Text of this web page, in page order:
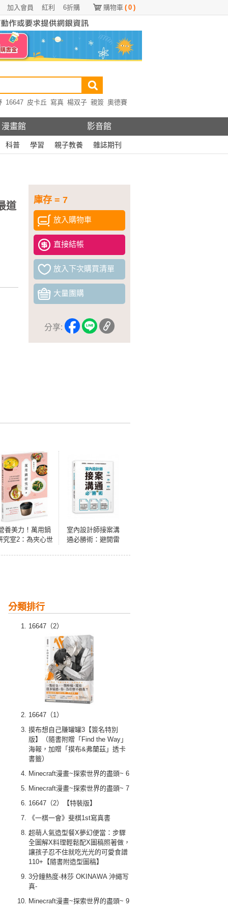
購物車 ( 0 )
6折購
紅利
加入會員
16647 皮卡丘 寫真 楊双子 親簽 奧德賽
漫畫館 影音館
科普 學習 親子教養 雜誌期刊
庫存 = 7
放入購物車
直接結帳
放入下次購買清單
大量團購
分享:
道
養美力！萬用鍋
究室2：為夾心世
室內設計師接案溝
通必勝術：避開雷
分類排行
16647（2）
16647（1）
摸布想自己賺罐罐3【簽名特別
版】（隨書附贈「Find the Way」
海報，加贈「摸布&弗蘭茲」透卡
書籤）
Minecraft漫畫~探索世界的盡頭~ 6
Minecraft漫畫~探索世界的盡頭~ 7
16647（2）【特裝版】
《一棋一會》斐棋1st寫真書
超萌人氣造型餐X夢幻便當：步驟
全圖解X料理輕鬆配X圖稿照著做，
讓孩子忍不住就吃光光的可愛食譜
110+【隨書附造型圖稿】
3分鐘熱度-林莎 OKINAWA 沖繩写
真-
Minecraft漫畫~探索世界的盡頭~ 9